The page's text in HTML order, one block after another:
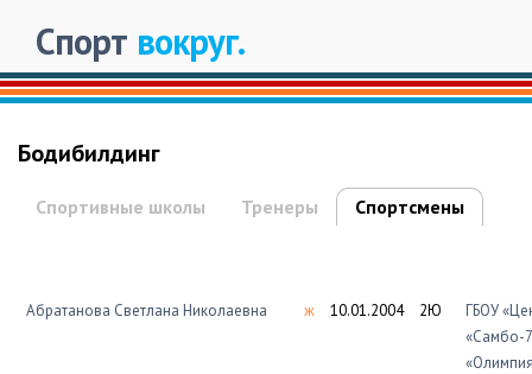
Спорт вокруг.
Бодибилдинг
Спортивные школы Тренеры Спортсмены
Абратанова Светлана Николаевна ж 10.01.2004 2Ю
ГБОУ
«Самбо-